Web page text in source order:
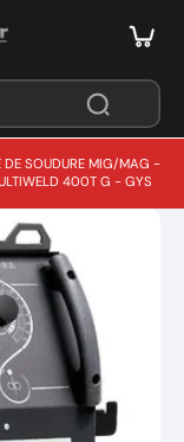
DE SOUDURE MIG/MAG -
400T G - GYS